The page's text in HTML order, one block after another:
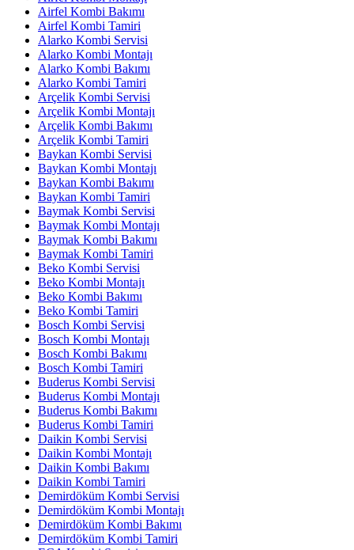
Airfel Kombi Bakımı
Airfel Kombi Tamiri
Alarko Kombi Servisi
Alarko Kombi Montajı
Alarko Kombi Bakımı
Alarko Kombi Tamiri
Arçelik Kombi Servisi
Arçelik Kombi Montajı
Arçelik Kombi Bakımı
Arçelik Kombi Tamiri
Baykan Kombi Servisi
Baykan Kombi Montajı
Baykan Kombi Bakımı
Baykan Kombi Tamiri
Baymak Kombi Servisi
Baymak Kombi Montajı
Baymak Kombi Bakımı
Baymak Kombi Tamiri
Beko Kombi Servisi
Beko Kombi Montajı
Beko Kombi Bakımı
Beko Kombi Tamiri
Bosch Kombi Servisi
Bosch Kombi Montajı
Bosch Kombi Bakımı
Bosch Kombi Tamiri
Buderus Kombi Servisi
Buderus Kombi Montajı
Buderus Kombi Bakımı
Buderus Kombi Tamiri
Daikin Kombi Servisi
Daikin Kombi Montajı
Daikin Kombi Bakımı
Daikin Kombi Tamiri
Demirdöküm Kombi Servisi
Demirdöküm Kombi Montajı
Demirdöküm Kombi Bakımı
Demirdöküm Kombi Tamiri